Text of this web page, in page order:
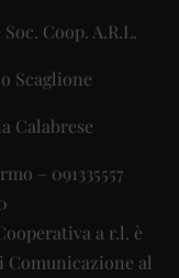
Coop. A.R.L.
Scaglione
Calabrese
– 091335557
a r.l. è
al